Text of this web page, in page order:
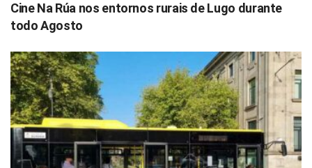
Cine Na Rúa nos entornos rurais de Lugo durante
todo Agosto